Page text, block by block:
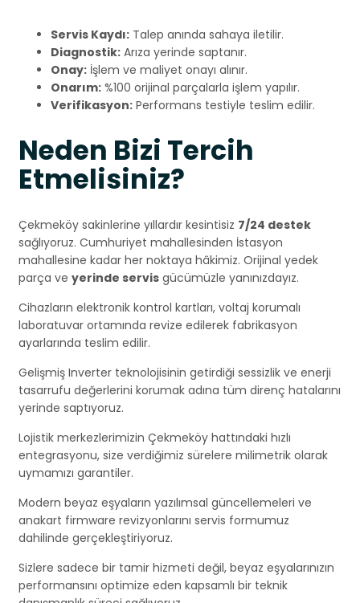
Servis Kaydı: Talep anında sahaya iletilir.
Diagnostik: Arıza yerinde saptanır.
Onay: İşlem ve maliyet onayı alınır.
Onarım: %100 orijinal parçalarla işlem yapılır.
Verifikasyon: Performans testiyle teslim edilir.
Neden Bizi Tercih
Etmelisiniz?
Çekmeköy sakinlerine yıllardır kesintisiz 7/24 destek
sağlıyoruz. Cumhuriyet mahallesinden İstasyon
mahallesine kadar her noktaya hâkimiz. Orijinal yedek
parça ve yerinde servis gücümüzle yanınızdayız.
Cihazların elektronik kontrol kartları, voltaj korumalı
laboratuvar ortamında revize edilerek fabrikasyon
ayarlarında teslim edilir.
Gelişmiş Inverter teknolojisinin getirdiği sessizlik ve enerji
tasarrufu değerlerini korumak adına tüm direnç hatalarını
yerinde saptıyoruz.
Lojistik merkezlerimizin Çekmeköy hattındaki hızlı
entegrasyonu, size verdiğimiz sürelere milimetrik olarak
uymamızı garantiler.
Modern beyaz eşyaların yazılımsal güncellemeleri ve
anakart firmware revizyonlarını servis formumuz
dahilinde gerçekleştiriyoruz.
Sizlere sadece bir tamir hizmeti değil, beyaz eşyalarınızın
performansını optimize eden kapsamlı bir teknik